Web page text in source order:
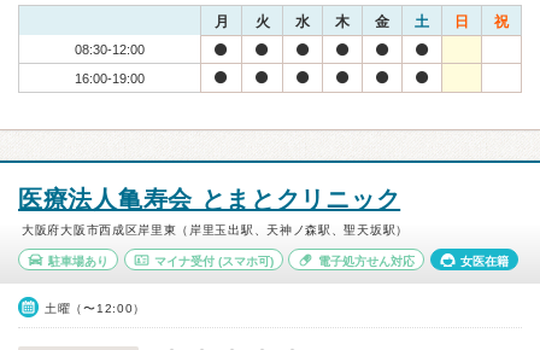
月 火 水 木 金 土 日 祝
08:30-12:00
16:00-19:00
医療法人亀寿会 とまとクリニック
大阪府大阪市西成区岸里東（岸里玉出駅、天神ノ森駅、聖天坂駅）
駐車場あり マイナ受付(スマホ可) 電子処方せん対応 女医在籍
土曜（〜12:00）